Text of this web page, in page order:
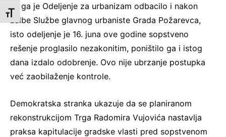
Toggle Font size
ali ga je Odeljenje za urbanizam odbacilo i nakon
žalbe Službe glavnog urbaniste Grada Požarevca,
isto odeljenje je 16. juna ove godine sopstveno
rešenje proglasilo nezakonitim, poništilo ga i istog
dana izdalo odobrenje. Ovo nije ubrzanje postupka
već zaobilaženje kontrole.
Demokratska stranka ukazuje da se planiranom
rekonstrukcijom Trga Radomira Vujovića nastavlja
praksa kapitulacije gradske vlasti pred sopstvenom